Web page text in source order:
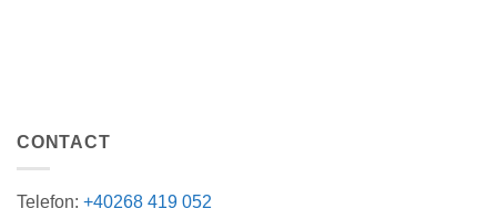
CONTACT
Telefon: +40268 419 052